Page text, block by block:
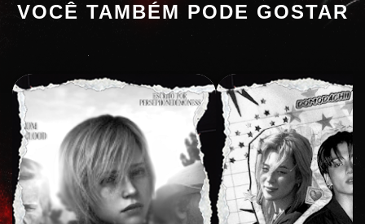
VOCÊ TAMBÉM PODE GOSTAR